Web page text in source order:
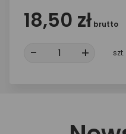
18,50 zł brutto
- + szt.